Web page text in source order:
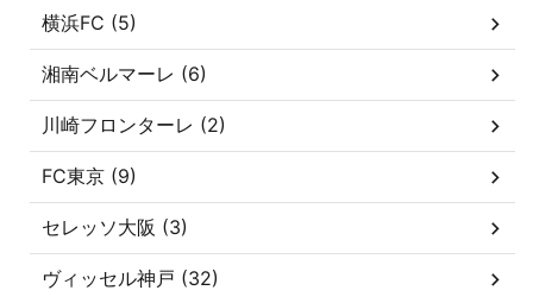
横浜FC (5)
湘南ベルマーレ (6)
川崎フロンターレ (2)
FC東京 (9)
セレッソ大阪 (3)
ヴィッセル神戸 (32)